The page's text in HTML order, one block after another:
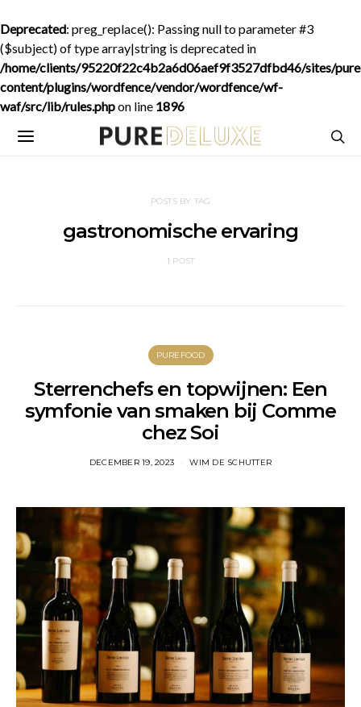
Deprecated: preg_replace(): Passing null to parameter #3
($subject) of type array|string is deprecated in
/home/clients/95220f22c4b2a6d06aef9f3527dfbd46/sites/
content/plugins/wordfence/vendor/wordfence/wf-
waf/src/lib/rules.phpon line 1896
POSTS BY TAG
gastronomische ervaring
1 POST
PUREFOOD
Sterrenchefs en topwijnen: Een
symfonie van smaken bij Comme
chez Soi
DECEMBER 19, 2023 WIM DE SCHUTTER